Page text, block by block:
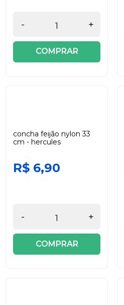
- +
COMPRAR
concha feijão nylon 33
cm - hercules
R$ 6,90
- +
COMPRAR